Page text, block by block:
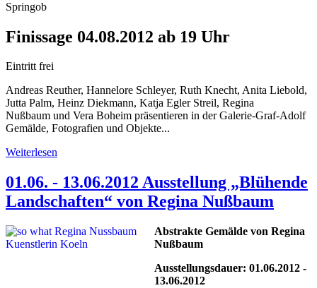
Springob
Finissage 04.08.2012 ab 19 Uhr
Eintritt frei
Andreas Reuther, Hannelore Schleyer, Ruth Knecht, Anita Liebold,
Jutta Palm, Heinz Diekmann, Katja Egler Streil, Regina
Nußbaum und Vera Boheim präsentieren in der Galerie-Graf-Adolf
Gemälde, Fotografien und Objekte...
Weiterlesen
01.06. - 13.06.2012 Ausstellung „Blühende
Landschaften“ von Regina Nußbaum
Abstrakte Gemälde von Regina
Nußbaum
Ausstellungsdauer: 01.06.2012 -
13.06.2012